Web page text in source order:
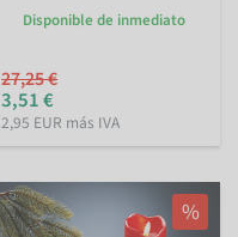
Disponible de inmediato
27,25 €
3,51 €
2,95 EUR más IVA
%